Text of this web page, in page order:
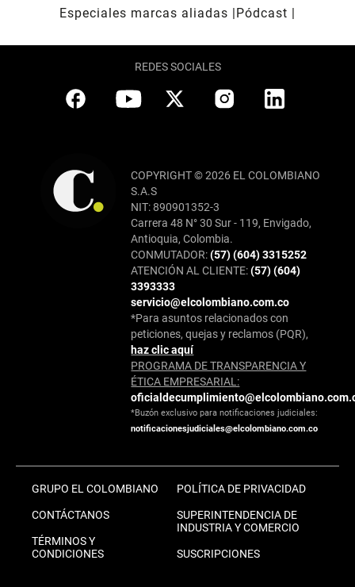
Especiales marcas aliadas
Pódcast
REDES SOCIALES
COPYRIGHT © 2026 EL COLOMBIANO
S.A.S
NIT: 890901352-3
Carrera 48 N° 30 Sur - 119, Envigado,
Antioquia, Colombia.
CONMUTADOR:(57) (604) 3315252
ATENCIÓN AL CLIENTE:(57) (604)
3393333
servicio@elcolombiano.com.co
*Para asuntos relacionados con
peticiones, quejas y reclamos (PQR),
haz clic aquí
PROGRAMA DE TRANSPARENCIA Y
ÉTICA EMPRESARIAL:
*Buzón exclusivo para notificaciones judiciales:
notificacionesjudiciales@elcolombiano.com.co
GRUPO EL COLOMBIANO
CONTÁCTANOS
TÉRMINOS Y
CONDICIONES
POLÍTICA DE PRIVACIDAD
SUPERINTENDENCIA DE
INDUSTRIA Y COMERCIO
SUSCRIPCIONES